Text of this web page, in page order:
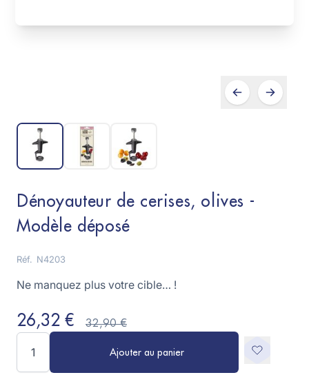
Dénoyauteur de cerises, olives -
Modèle déposé
Réf. N4203
Ne manquez plus votre cible… !
26,32 € 32,90 €
Ajouter au panier